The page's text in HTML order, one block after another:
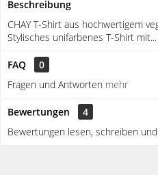
Beschreibung
CHAY T-Shirt aus hochwertigem
Stylisches unifarbenes T-Shirt mit...
FAQ
0
Fragen und Antworten mehr
Bewertungen
4
Bewertungen lesen, schreiben